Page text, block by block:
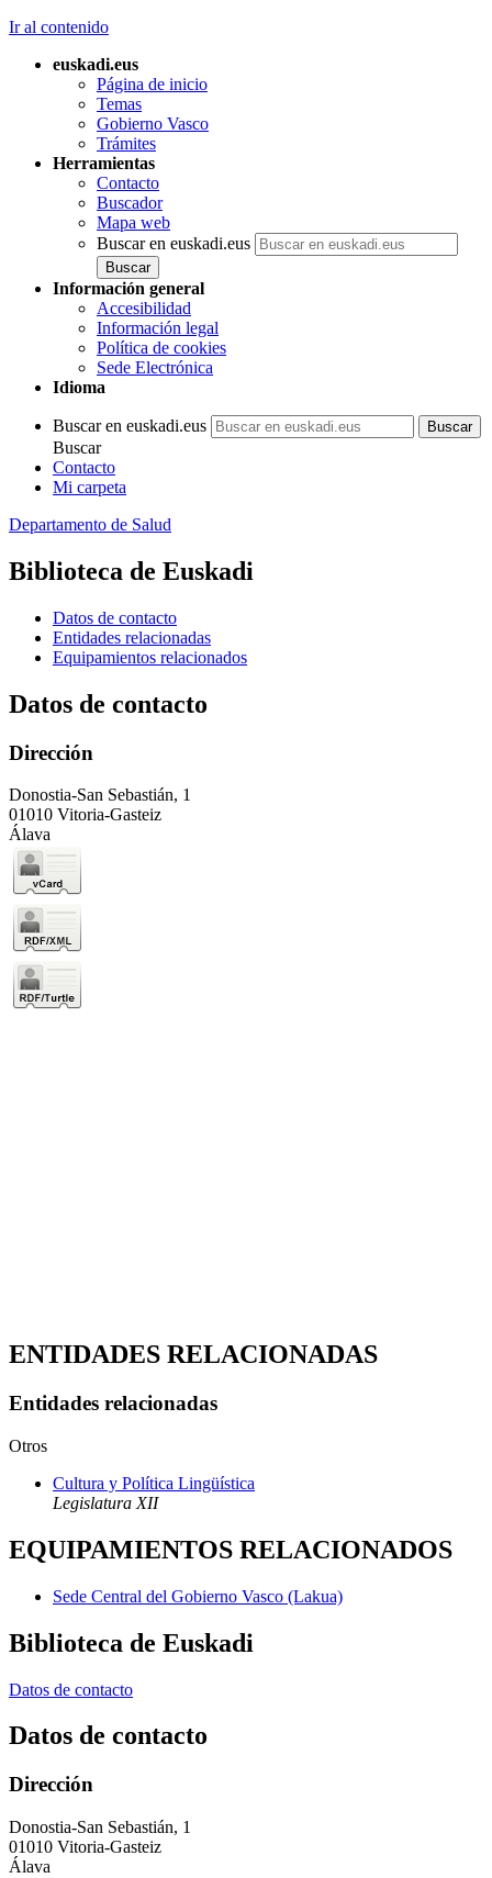
Ir al contenido
euskadi.eus
Página de inicio
Temas
Gobierno Vasco
Trámites
Herramientas
Contacto
Buscador
Mapa web
Buscar en euskadi.eus
Información general
Accesibilidad
Información legal
Política de cookies
Sede Electrónica
Idioma
Buscar en euskadi.eus
Buscar
Contacto
Mi carpeta
Departamento de Salud
Biblioteca de Euskadi
Datos de contacto
Entidades relacionadas
Equipamientos relacionados
Datos de contacto
Dirección
Donostia-San Sebastián, 1
01010 Vitoria-Gasteiz
Álava
ENTIDADES RELACIONADAS
Entidades relacionadas
Otros
Cultura y Política Lingüística
Legislatura XII
EQUIPAMIENTOS RELACIONADOS
Sede Central del Gobierno Vasco (Lakua)
Biblioteca de Euskadi
Datos de contacto
Datos de contacto
Dirección
Donostia-San Sebastián, 1
01010 Vitoria-Gasteiz
Álava